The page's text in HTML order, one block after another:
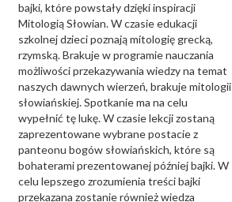
bajki, które powstały dzięki inspiracji
Mitologią Słowian. W czasie edukacji
szkolnej dzieci poznają mitologię grecką,
rzymską. Brakuje w programie nauczania
możliwości przekazywania wiedzy na temat
naszych dawnych wierzeń, brakuje mitologii
słowiańskiej. Spotkanie ma na celu
wypełnić tę lukę. W czasie lekcji zostaną
zaprezentowane wybrane postacie z
panteonu bogów słowiańskich, które są
bohaterami prezentowanej później bajki. W
celu lepszego zrozumienia treści bajki
przekazana zostanie również wiedza